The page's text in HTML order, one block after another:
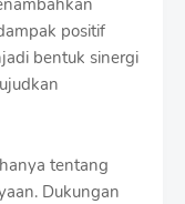
positif
bentuk sinergi
tentang
Dukungan